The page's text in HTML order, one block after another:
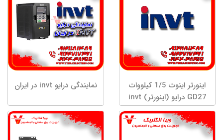
اینورتر اینوت 1/5 کیلووات
GD27 درایو (اینورتر) invt
اینوت تکفاز به سه فاز توان
1.5 کیلووات GD27-1R5G-
S2-B کاربری فوق سنگین
نمایندگی درایو invt در ایران